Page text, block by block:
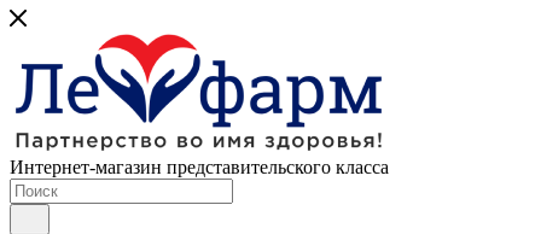
Интернет-магазин представительского класса